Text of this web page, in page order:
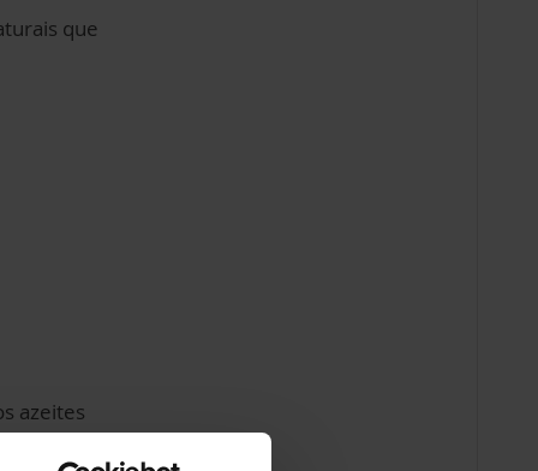
que
azeites
e alivio